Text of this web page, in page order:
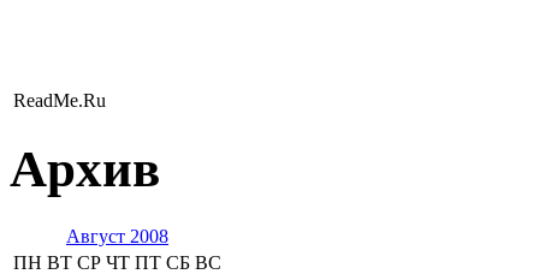
ReadMe.Ru
Архив
Август 2008
ПН ВТ СР ЧТ ПТ СБ ВС